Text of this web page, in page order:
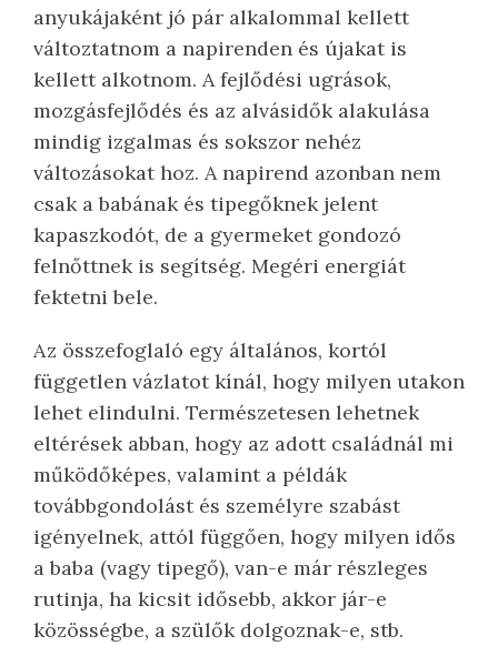
anyukájaként jó pár alkalommal kellett
változtatnom a napirenden és újakat is
kellett alkotnom. A fejlődési ugrások,
mozgásfejlődés és az alvásidők alakulása
mindig izgalmas és sokszor nehéz
változásokat hoz. A napirend azonban nem
csak a babának és tipegőknek jelent
kapaszkodót, de a gyermeket gondozó
felnőttnek is segítség. Megéri energiát
fektetni bele.
Az összefoglaló egy általános, kortól
független vázlatot kínál, hogy milyen utakon
lehet elindulni. Természetesen lehetnek
eltérések abban, hogy az adott családnál mi
működőképes, valamint a példák
továbbgondolást és személyre szabást
igényelnek, attól függően, hogy milyen idős
a baba (vagy tipegő), van-e már részleges
rutinja, ha kicsit idősebb, akkor jár-e
közösségbe, a szülők dolgoznak-e, stb.